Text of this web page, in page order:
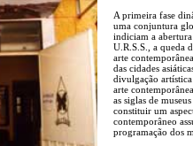
A primeira fase
uma conjuntura
indiciam a
U.R.S.S., a queda
arte
das cidades
divulgação
arte
as siglas de
constituir um
contemporâneo
programação dos